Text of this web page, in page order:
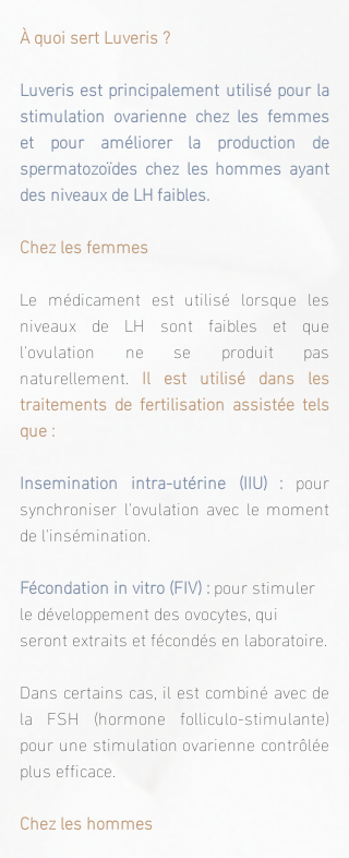
À quoi sert Luveris ?
Luveris est principalement utilisé pour la
stimulation ovarienne chez les femmes
et pour améliorer la production de
spermatozoïdes chez les hommes ayant
des niveaux de LH faibles.
Chez les femmes
Le médicament est utilisé lorsque les
niveaux de LH sont faibles et que
l'ovulation ne se produit pas
naturellement. Il est utilisé dans les
traitements de fertilisation assistée tels
que :
Insemination intra-utérine (IIU) : pour
synchroniser l'ovulation avec le moment
de l'insémination.
Fécondation in vitro (FIV) : pour stimuler
le développement des ovocytes, qui
seront extraits et fécondés en laboratoire.
Dans certains cas, il est combiné avec de
la FSH (hormone folliculo-stimulante)
pour une stimulation ovarienne contrôlée
plus efficace.
Chez les hommes